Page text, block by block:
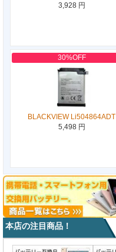
3,928 円
30%OFF
BLACKVIEW Li504864ADT
5,498 円
本店の注目商品！